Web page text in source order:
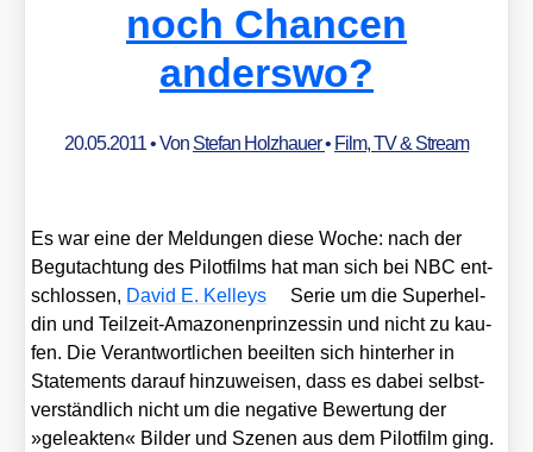
noch Chancen
anderswo?
20.05.2011• Von Stefan Holzhauer• Film, TV & Stream
Es war eine der Mel­dun­gen die­se Woche: nach der
Begut­ach­tung des Pilot­films hat man sich bei NBC ent­
schlos­sen, David E. Kel­leys
Serie um die Super­hel­
din und Teil­zeit-Ama­zo­nen­prin­zes­sin und nicht zu kau­
fen. Die Ver­ant­wort­li­chen beeil­ten sich hin­ter­her in
State­ments dar­auf hin­zu­wei­sen, dass es dabei selbst­
ver­ständ­lich nicht um die nega­ti­ve Bewer­tung der
»gele­ak­ten« Bil­der und Sze­nen aus dem Pilot­film ging.